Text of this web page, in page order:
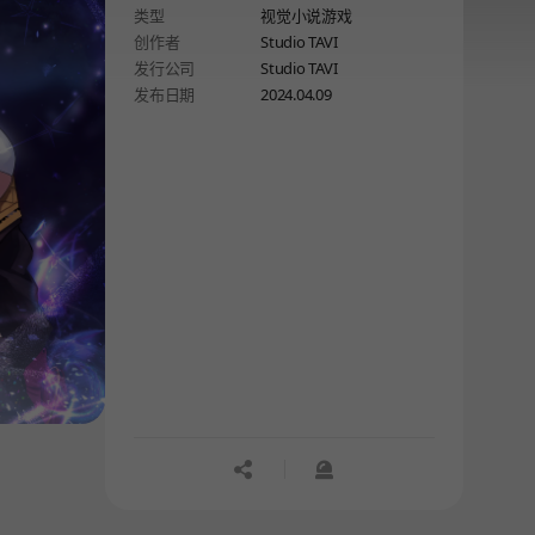
类型
视觉小说游戏
创作者
Studio TAVI
发行公司
Studio TAVI
发布日期
2024.04.09
공유하기신고하기